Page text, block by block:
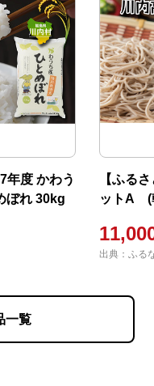
年度 かわう
ぼれ 30kg
【ふる
ットA (
出典：ふる
一覧